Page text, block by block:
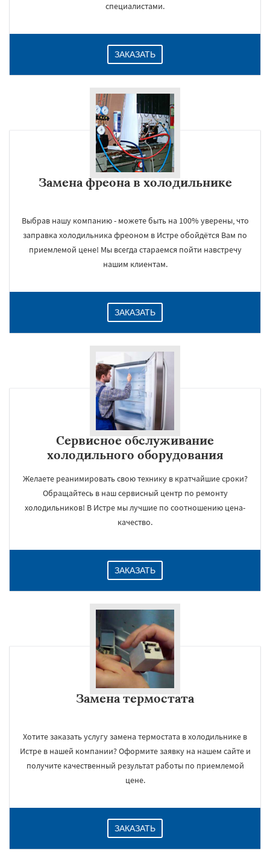
специалистами.
ЗАКАЗАТЬ
Замена фреона в холодильнике
Выбрав нашу компанию - можете быть на 100% уверены, что
заправка холодильника фреоном в Истре обойдётся Вам по
приемлемой цене! Мы всегда стараемся пойти навстречу
нашим клиентам.
ЗАКАЗАТЬ
Сервисное обслуживание
холодильного оборудования
Желаете реанимировать свою технику в кратчайшие сроки?
Обращайтесь в наш сервисный центр по ремонту
холодильников! В Истре мы лучшие по соотношению цена-
качество.
ЗАКАЗАТЬ
Замена термостата
Хотите заказать услугу замена термостата в холодильнике в
Истре в нашей компании? Оформите заявку на нашем сайте и
получите качественный результат работы по приемлемой
цене.
ЗАКАЗАТЬ